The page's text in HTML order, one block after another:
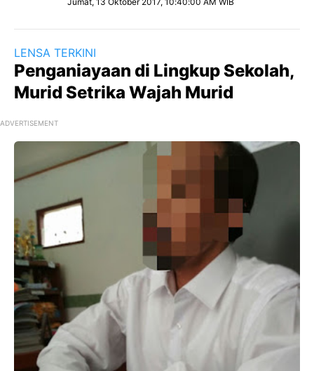
LENSA TERKINI
Penganiayaan di Lingkup Sekolah,
Murid Setrika Wajah Murid
ADVERTISEMENT